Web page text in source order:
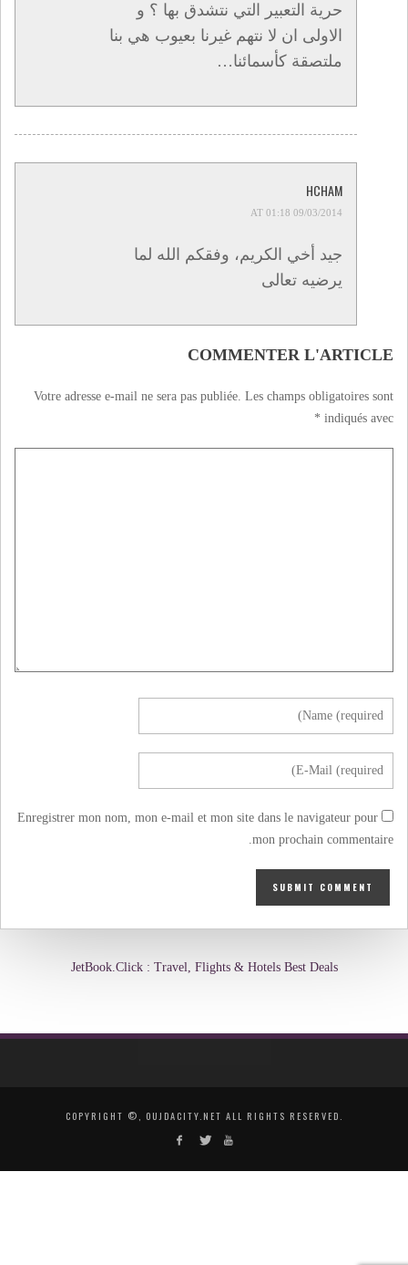
حرية التعبير التي نتشدق بها ؟ و
الاولى ان لا نتهم غيرنا بعيوب هي بنا
ملتصقة كأسمائنا…
HCHAM
09/03/2014 AT 01:18
جيد أخي الكريم، وفقكم الله لما
يرضيه تعالى
COMMENTER L'ARTICLE
Votre adresse e-mail ne sera pas publiée. Les champs obligatoires sont
indiqués avec
*
Enregistrer mon nom, mon e-mail et mon site dans le navigateur pour
mon prochain commentaire.
JetBook.Click : Travel, Flights & Hotels Best Deals
COPYRIGHT ©, OUJDACITY.NET ALL RIGHTS RESERVED.